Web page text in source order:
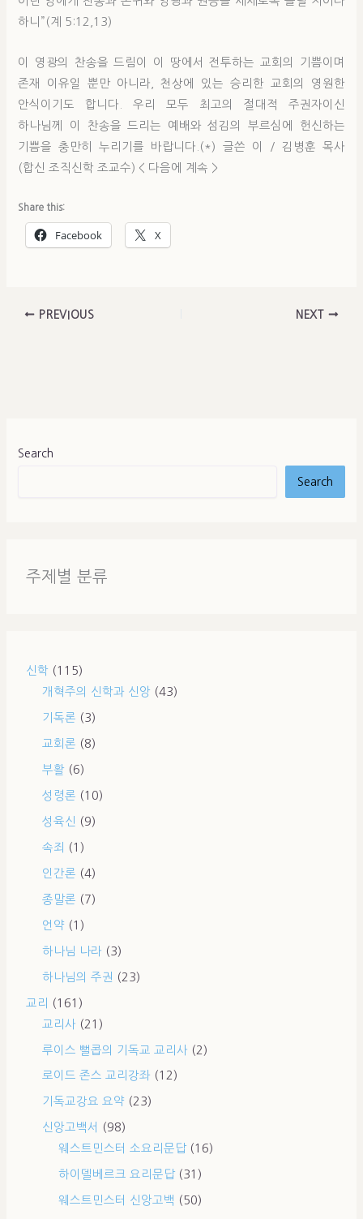
하니”(계 5:12,13)
이 영광의 찬송을 드림이 이 땅에서 전투하는 교회의 기쁨이며
존재 이유일 뿐만 아니라, 천상에 있는 승리한 교회의 영원한
안식이기도 합니다. 우리 모두 최고의 절대적 주권자이신
하나님께 이 찬송을 드리는 예배와 섬김의 부르심에 헌신하는
기쁨을 충만히 누리기를 바랍니다.(*) 글쓴 이 / 김병훈 목사
(합신 조직신학 조교수) < 다음에 계속 >
Share this:
Facebook X
PREVIOUS NEXT
Search
Search
주제별 분류
신학 (115)
개혁주의 신학과 신앙 (43)
기독론 (3)
교회론 (8)
부활 (6)
성령론 (10)
성육신 (9)
속죄 (1)
인간론 (4)
종말론 (7)
언약 (1)
하나님 나라 (3)
하나님의 주권 (23)
교리
(161)
교리사 (21)
루이스 뻘콥의 기독교 교리사 (2)
로이드 존스 교리강좌 (12)
기독교강요 요약 (23)
신앙고백서
(98)
웨스트민스터 소요리문답(16)
하이델베르크 요리문답(31)
웨스트민스터 신앙고백 (50)